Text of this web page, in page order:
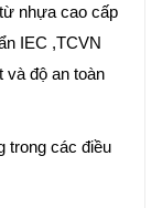
nhựa cao cấp
IEC ,TCVN
và độ an toàn
trong các điều